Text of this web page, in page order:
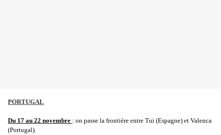
PORTUGAL
Du 17 au 22 novembre : on passe la frontière entre Tui (Espagne) et Valenca
(Portugal).